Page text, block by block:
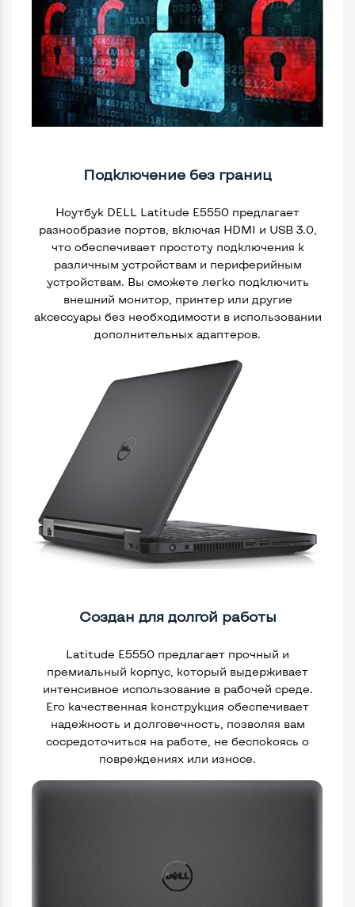
Подключение без границ
Ноутбук DELL Latitude E5550 предлагает
разнообразие портов, включая HDMI и USB 3.0,
что обеспечивает простоту подключения к
различным устройствам и периферийным
устройствам. Вы сможете легко подключить
внешний монитор, принтер или другие
аксессуары без необходимости в использовании
дополнительных адаптеров.
Создан для долгой работы
Latitude E5550 предлагает прочный и
премиальный корпус, который выдерживает
интенсивное использование в рабочей среде.
Его качественная конструкция обеспечивает
надежность и долговечность, позволяя вам
сосредоточиться на работе, не беспокоясь о
повреждениях или износе.